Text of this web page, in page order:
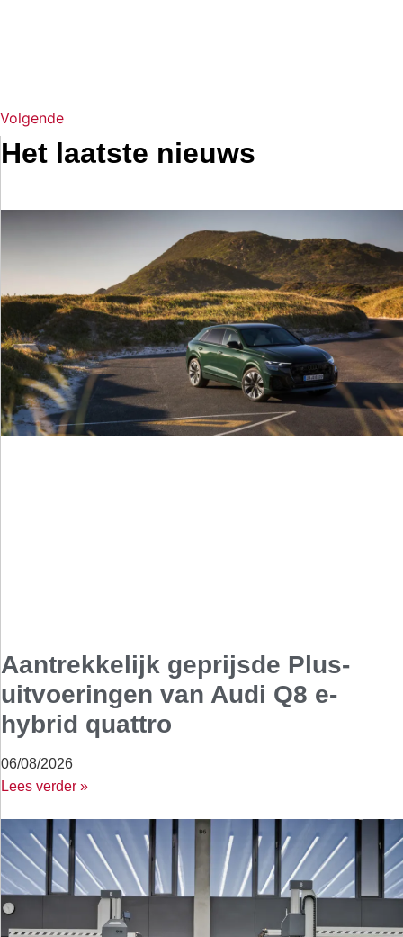
Volgende
Het laatste nieuws
Aantrekkelijk geprijsde Plus-
uitvoeringen van Audi Q8 e-
hybrid quattro
06/08/2026
Lees verder »